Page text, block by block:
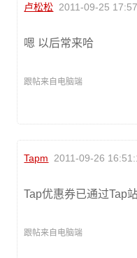
卢松松 2011-09-25
嗯 以后常来哈
跟帖来自电脑端
Tapm 2011-09-26
Tap优惠券已通过Tap
跟帖来自电脑端